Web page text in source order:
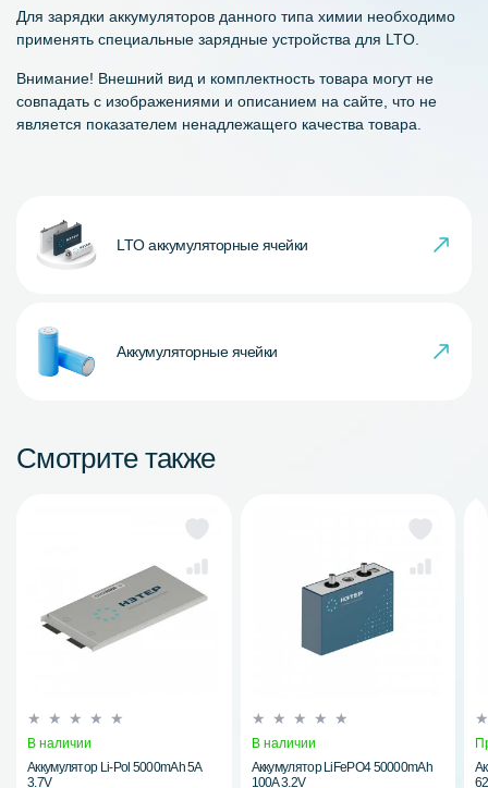
Для зарядки аккумуляторов данного типа химии необходимо
применять специальные зарядные устройства для LTO.
Внимание! Внешний вид и комплектность товара могут не
совпадать с изображениями и описанием на сайте, что не
является показателем ненадлежащего качества товара.
LTO аккумуляторные ячейки
Аккумуляторные ячейки
Смотрите также
В наличии
Аккумулятор Li-Pol 5000mAh 5A
3.7V
В наличии
Аккумулятор LiFePO4 50000mAh
100A 3.2V